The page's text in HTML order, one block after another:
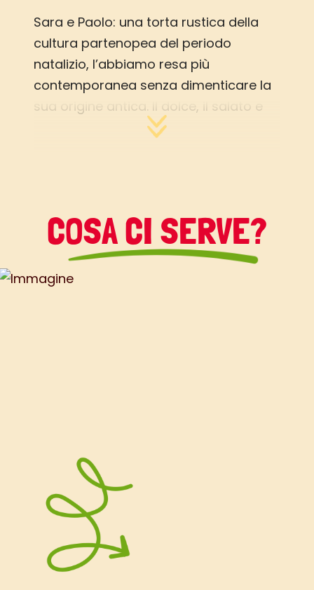
Sara e Paolo: una torta rustica della
cultura partenopea del periodo
natalizio, l’abbiamo resa più
contemporanea senza dimenticare la
sua origine antica. Il dolce, il salato e
l’amaro fanno il girotondo sulle papille
magnesio, redime questa torta salata
e la rende un piatto equilibrato con
innumerevoli valori aggiunti.
COSA CI SERVE?